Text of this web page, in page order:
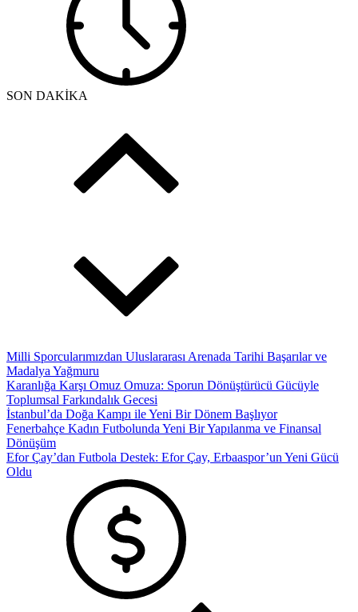
SON DAKİKA
Milli Sporcularımızdan Uluslararası Arenada Tarihi Başarılar ve
Madalya Yağmuru
Karanlığa Karşı Omuz Omuza: Sporun Dönüştürücü Gücüyle
Toplumsal Farkındalık Gecesi
İstanbul’da Doğa Kampı ile Yeni Bir Dönem Başlıyor
Fenerbahçe Kadın Futbolunda Yeni Bir Yapılanma ve Finansal
Dönüşüm
Efor Çay’dan Futbola Destek: Efor Çay, Erbaaspor’un Yeni Gücü
Oldu